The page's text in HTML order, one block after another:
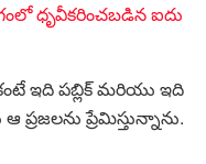
ధృవీకరించబడిన ఐదు
ఇది పబ్లిక్ మరియు ఇది
ప్రేమిస్తున్నాను.